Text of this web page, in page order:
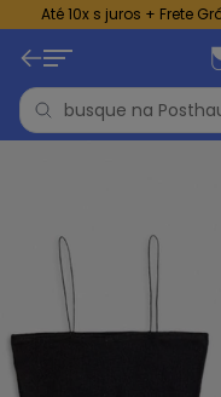
Até 10x s juros + Frete